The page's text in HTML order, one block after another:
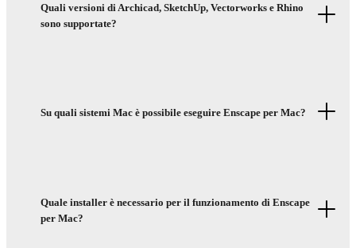
Quali versioni di Archicad, SketchUp, Vectorworks e Rhino
sono supportate?
Su quali sistemi Mac è possibile eseguire Enscape per Mac?
Quale installer è necessario per il funzionamento di Enscape
per Mac?